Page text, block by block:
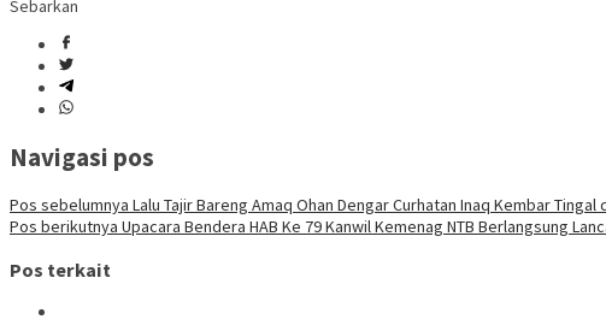
Sebarkan
Navigasi pos
Pos sebelumnya Lalu Tajir Bareng Amaq Ohan Dengar Curhatan Inaq Kembar Tingal
Pos berikutnya Upacara Bendera HAB Ke 79 Kanwil Kemenag NTB Berlangsung
Pos terkait